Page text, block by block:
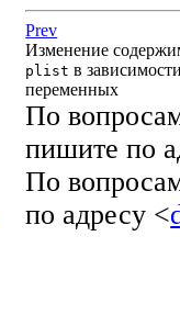
Prev
Изменение
plist в
переменных
По
пишите по
По
по адресу <